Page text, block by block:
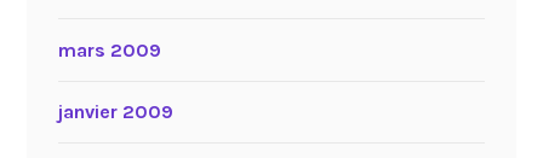
mars 2009
janvier 2009